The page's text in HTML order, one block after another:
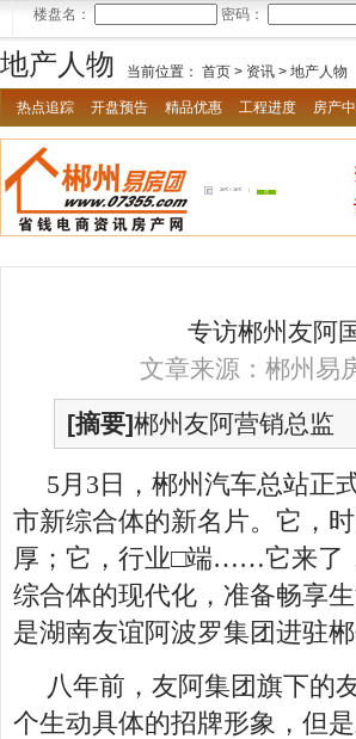
楼盘名： 密码：
地产人物 当前位置： 首页 > 资讯 > 地产人物
热点追踪 开盘预告 精品优惠 工程进度 房产
专访郴州友阿
文章来源：郴州
[摘要]郴州友阿营销总监
5月3日，郴州汽车总站正
市新综合体的新名片。它，
厚；它，行业□端……它来了
综合体的现代化，准备畅享
是湖南友谊阿波罗集团进驻
八年前，友阿集团旗下的
个生动具体的招牌形象，但